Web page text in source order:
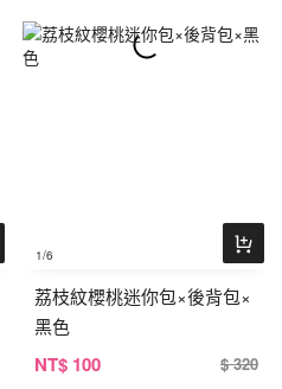
1/6
荔枝紋櫻桃迷你包×後背包×
黑色
NT$ 100 $ 320